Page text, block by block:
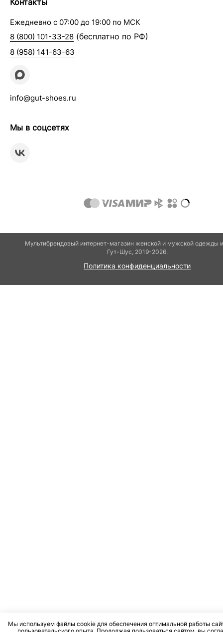
Контакты
Ежедневно с 07:00 до 19:00 по МСК
8 (800) 101-33-28 (бесплатно по РФ)
8 (958) 141-63-63
info@gut-shoes.ru
Мы в соцсетях
Мультибрендовый интернет-магазин женской и мужской одежды
Гут-Шуc, 2019-2026.
Политика конфиденциальности
Мы используем файлы cookie для обеспечения оптимальной работы